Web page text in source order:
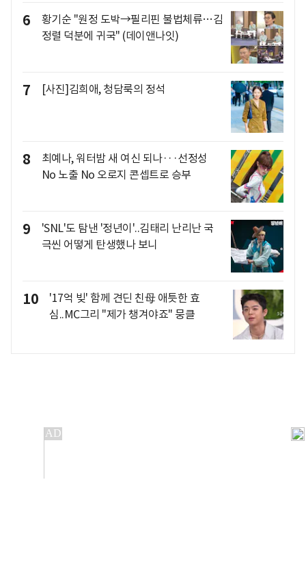
6
황기순 "원정 도박→필리핀 불법체류…김
정렬 덕분에 귀국" (데이앤나잇)
7 [사진]김희애, 청담룩의 정석
8
최예나, 워터밤 새 여신 되나···선정성
No 노출 No 오로지 콘셉트로 승부
9
'SNL'도 탐낸 '정년이'..김태리 난리난 국
극씬 어떻게 탄생했나 보니
10
'17억 빚' 함께 견딘 친母 애틋한 효
심..MC그리 "제가 챙겨야죠" 뭉클